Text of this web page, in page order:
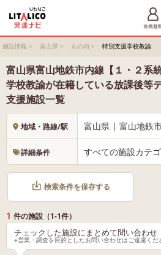
施設情報 > 富山県 > 丸の内 > 特別支援学校教諭
富山県富山地鉄市内線【１・２系
学校教諭が在籍している放課後等
支援施設一覧
地域・路線/駅 富山県 | 富山地鉄
詳細条件 すべての施設カテ
検索条件を保存する
1 件の施設（1-1件）
チェックした施設にまとめて問い合わせ
※営業・調査を目的としたお問い合わせはご遠慮くだ